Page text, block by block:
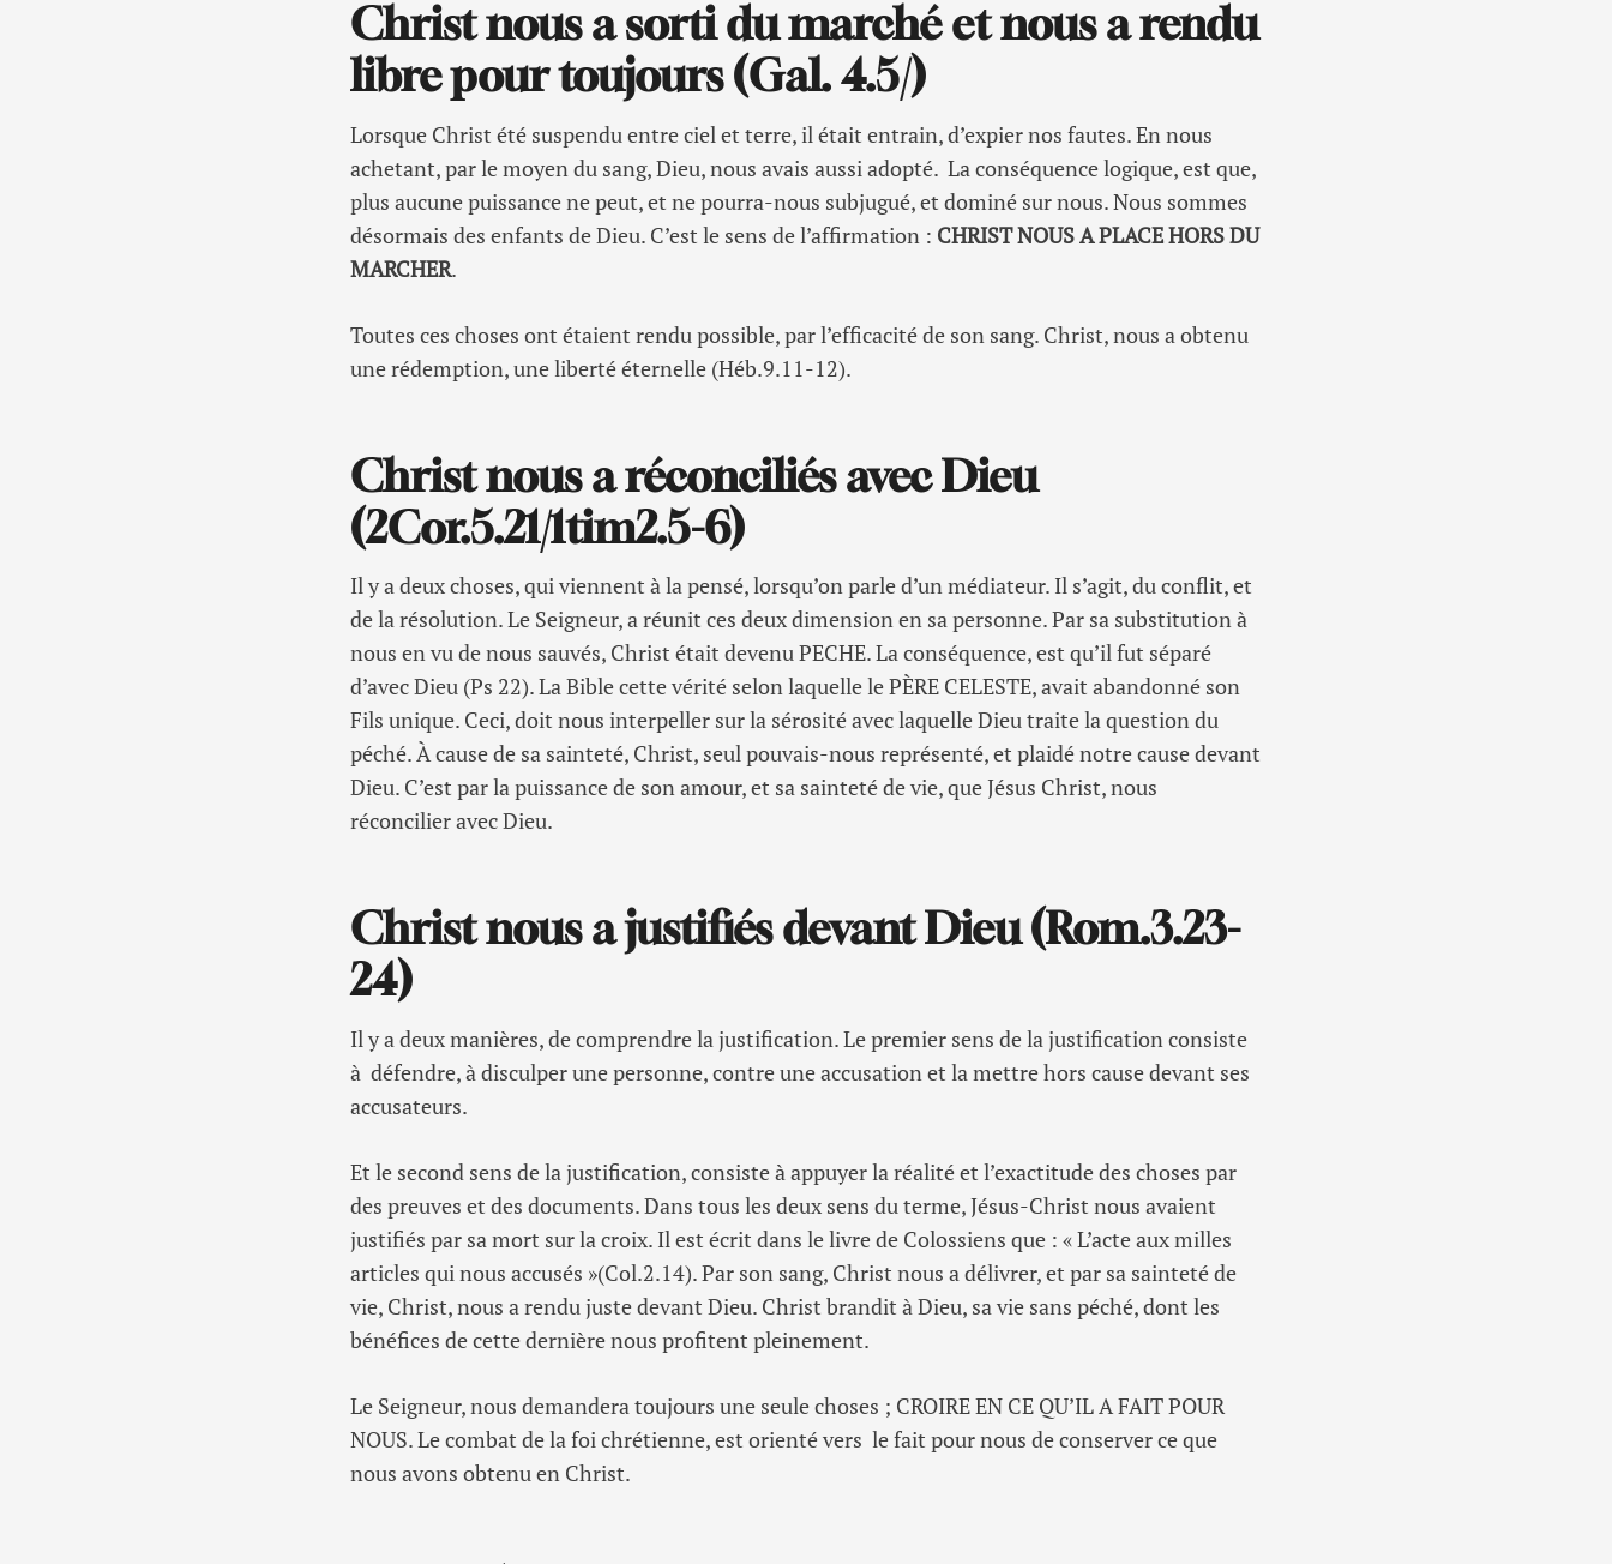
Christ nous a sorti du marché et nous a rendu
libre pour toujours (Gal. 4.5/)
Lorsque Christ été suspendu entre ciel et terre, il était entrain, d’expier nos fautes. En nous
achetant, par le moyen du sang, Dieu, nous avais aussi adopté. La conséquence logique, est que,
plus aucune puissance ne peut, et ne pourra-nous subjugué, et dominé sur nous. Nous sommes
désormais des enfants de Dieu. C’est le sens de l’affirmation : CHRIST NOUS A PLACE HORS DU
MARCHER.
Toutes ces choses ont étaient rendu possible, par l’efficacité de son sang. Christ, nous a obtenu
une rédemption, une liberté éternelle (Héb.9.11-12).
Christ nous a réconciliés avec Dieu
(2Cor.5.21/1tim2.5-6)
Il y a deux choses, qui viennent à la pensé, lorsqu’on parle d’un médiateur. Il s’agit, du conflit, et
de la résolution. Le Seigneur, a réunit ces deux dimension en sa personne. Par sa substitution à
nous en vu de nous sauvés, Christ était devenu PECHE. La conséquence, est qu’il fut séparé
d’avec Dieu (Ps 22). La Bible cette vérité selon laquelle le PÈRE CELESTE, avait abandonné son
Fils unique. Ceci, doit nous interpeller sur la sérosité avec laquelle Dieu traite la question du
péché. À cause de sa sainteté, Christ, seul pouvais-nous représenté, et plaidé notre cause devant
Dieu. C’est par la puissance de son amour, et sa sainteté de vie, que Jésus Christ, nous
réconcilier avec Dieu.
Christ nous a justifiés devant Dieu (Rom.3.23-
24)
Il y a deux manières, de comprendre la justification. Le premier sens de la justification consiste
à défendre, à disculper une personne, contre une accusation et la mettre hors cause devant ses
accusateurs.
Et le second sens de la justification, consiste à appuyer la réalité et l’exactitude des choses par
des preuves et des documents. Dans tous les deux sens du terme, Jésus-Christ nous avaient
justifiés par sa mort sur la croix. Il est écrit dans le livre de Colossiens que : « L’acte aux milles
articles qui nous accusés »(Col.2.14). Par son sang, Christ nous a délivrer, et par sa sainteté de
vie, Christ, nous a rendu juste devant Dieu. Christ brandit à Dieu, sa vie sans péché, dont les
bénéfices de cette dernière nous profitent pleinement.
Le Seigneur, nous demandera toujours une seule choses ; CROIRE EN CE QU’IL A FAIT POUR
NOUS. Le combat de la foi chrétienne, est orienté vers le fait pour nous de conserver ce que
nous avons obtenu en Christ.